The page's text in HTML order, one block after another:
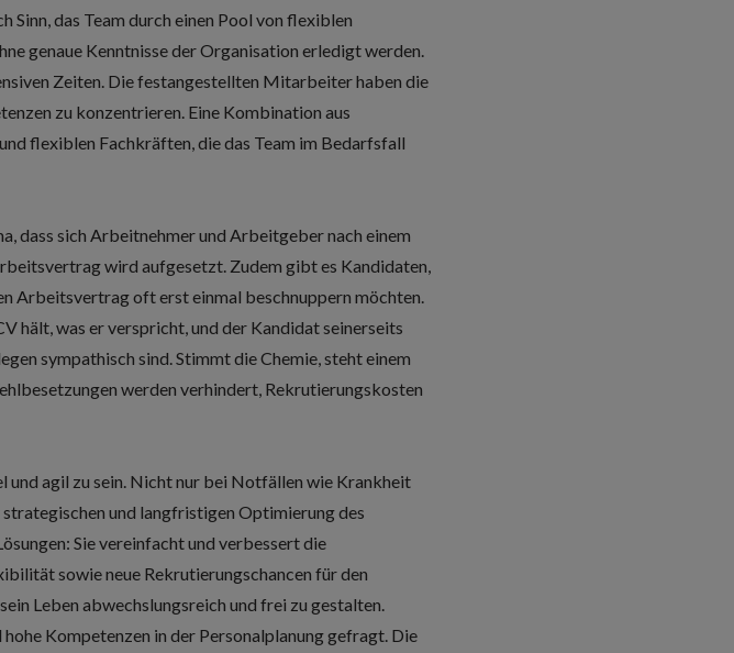
Sinn, das Team durch einen Pool von flexiblen
genaue Kenntnisse der Organisation erledigt werden.
Zeiten. Die festangestellten Mitarbeiter haben die
zu konzentrieren. Eine Kombination aus
flexiblen Fachkräften, die das Team im Bedarfsfall
dass sich Arbeitnehmer und Arbeitgeber nach einem
wird aufgesetzt. Zudem gibt es Kandidaten,
Arbeitsvertrag oft erst einmal beschnuppern möchten.
hält, was er verspricht, und der Kandidat seinerseits
sympathisch sind. Stimmt die Chemie, steht einem
werden verhindert, Rekrutierungskosten
und agil zu sein. Nicht nur bei Notfällen wie Krankheit
und langfristigen Optimierung des
Sie vereinfacht und verbessert die
sowie neue Rekrutierungschancen für den
Leben abwechslungsreich und frei zu gestalten.
Kompetenzen in der Personalplanung gefragt. Die